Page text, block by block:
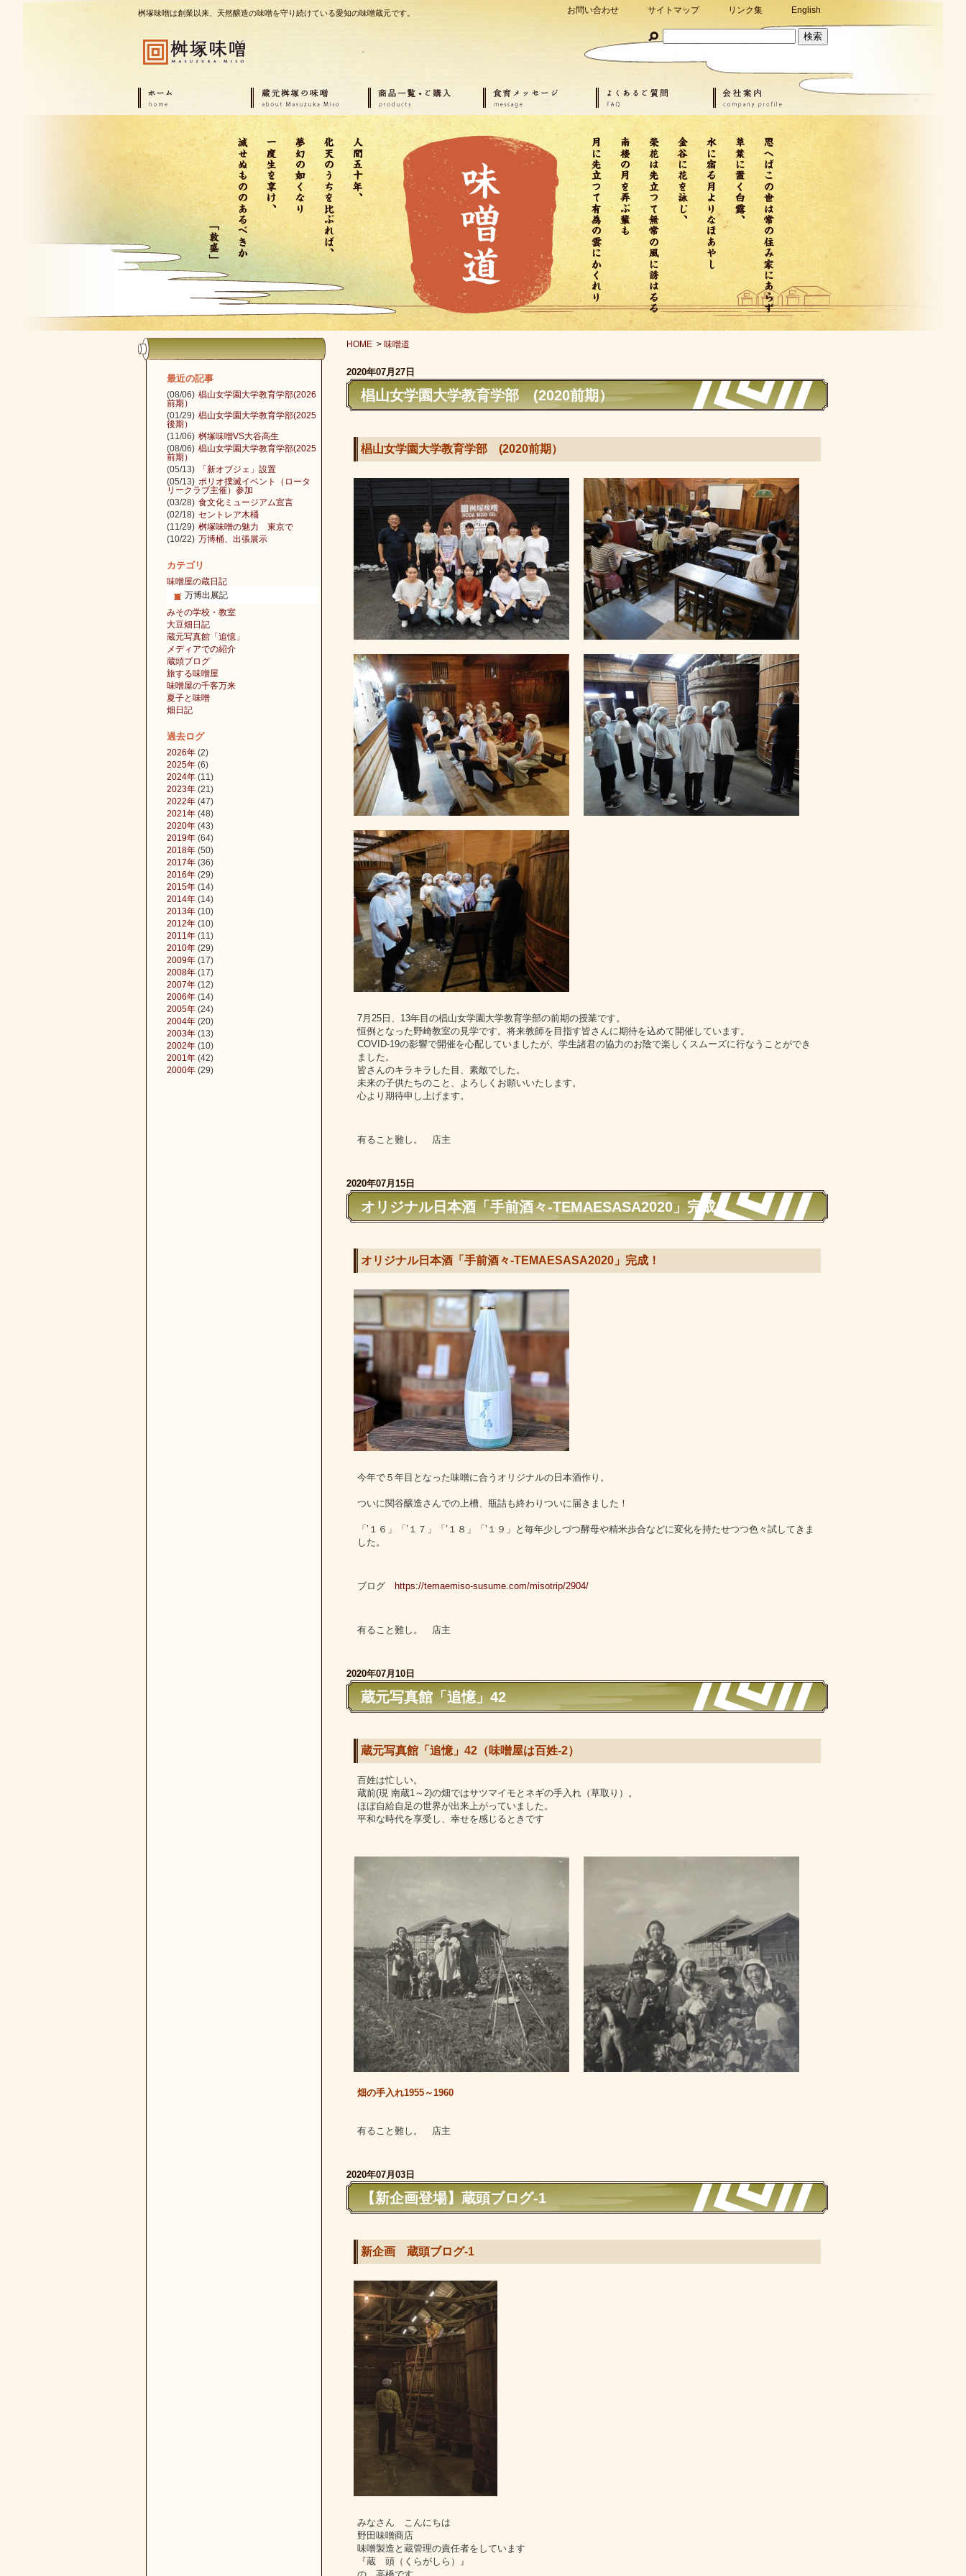
桝塚味噌は創業以来、天然醸造の味噌を守り続けている愛知の味噌蔵元です。 English
リンク集
サイトマップ
お問い合わせ
HOME > 味噌道
2020年07月27日
椙山女学園大学教育学部 (2020前期）
椙山女学園大学教育学部 (2020前期）
7月25日、13年目の椙山女学園大学教育学部の前期の授業です。
恒例となった野崎教室の見学です。将来教師を目指す皆さんに期待を込めて開催しています。
COVID-19の影響で開催を心配していましたが、学生諸君の協力のお陰で楽しくスムーズに行なうことができ
ました。
皆さんのキラキラした目、素敵でした。
未来の子供たちのこと、よろしくお願いいたします。
心より期待申し上げます。
有ること難し。 店主
2020年07月15日
オリジナル日本酒「手前酒々-TEMAESASA2020」完成！
オリジナル日本酒「手前酒々-TEMAESASA2020」完成！
今年で５年目となった味噌に合うオリジナルの日本酒作り。
ついに関谷醸造さんでの上槽、瓶詰も終わりついに届きました！
「’１６」「’１７」「’１８」「’１９」と毎年少しづつ酵母や精米歩合などに変化を持たせつつ色々試してきま
した。
ブログ https://temaemiso-susume.com/misotrip/2904/
有ること難し。 店主
2020年07月10日
蔵元写真館「追憶」42
蔵元写真館「追憶」42（味噌屋は百姓-2）
百姓は忙しい。
蔵前(現 南蔵1～2)の畑ではサツマイモとネギの手入れ（草取り）。
ほぼ自給自足の世界が出来上がっていました。
平和な時代を享受し、幸せを感じるときです
畑の手入れ1955～1960
有ること難し。 店主
2020年07月03日
【新企画登場】蔵頭ブログ-1
新企画 蔵頭ブログ-1
みなさん こんにちは
野田味噌商店
味噌製造と蔵管理の責任者をしています
『蔵 頭（くらがしら）』
最近の記事
(08/06) 椙山女学園大学教育学部(2026
前期）
(01/29) 椙山女学園大学教育学部(2025
後期）
(11/06) 桝塚味噌VS大谷高生
(08/06) 椙山女学園大学教育学部(2025
前期）
(05/13)
「新オブジェ」設置
(05/13) ポリオ撲滅イベント（ロータ
リークラブ主催）参加
(03/28) 食文化ミュージアム宣言
(02/18) セントレア木桶
(11/29) 桝塚味噌の魅力 東京で
(10/22) 万博桶、出張展示
カテゴリ
味噌屋の蔵日記
万博出展記
みその学校・教室
大豆畑日記
蔵元写真館「追憶」
メディアでの紹介
蔵頭ブログ
旅する味噌屋
味噌屋の千客万来
夏子と味噌
畑日記
過去ログ
2026年 (2)
2025年 (6)
2024年 (11)
2023年 (21)
2022年 (47)
2021年 (48)
2020年 (43)
2019年 (64)
2018年 (50)
2017年 (36)
2016年 (29)
2015年 (14)
2014年 (14)
2013年 (10)
2012年 (10)
2011年 (11)
2010年 (29)
2009年 (17)
2008年 (17)
2007年 (12)
2006年 (14)
2005年 (24)
2004年 (20)
2003年 (13)
2002年 (10)
2001年 (42)
2000年 (29)